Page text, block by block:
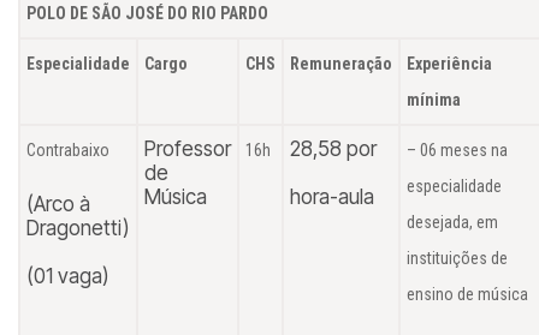
POLO DE SÃO JOSÉ DO RIO PARDO
Especialidade Cargo CHS Remuneração
Experiência
mínima
Contrabaixo
(Arco à
Dragonetti)
(01 vaga)
Professor
de
Música
16h
28,58 por
hora-aula
– 06 meses na
especialidade
desejada, em
instituições de
ensino de música